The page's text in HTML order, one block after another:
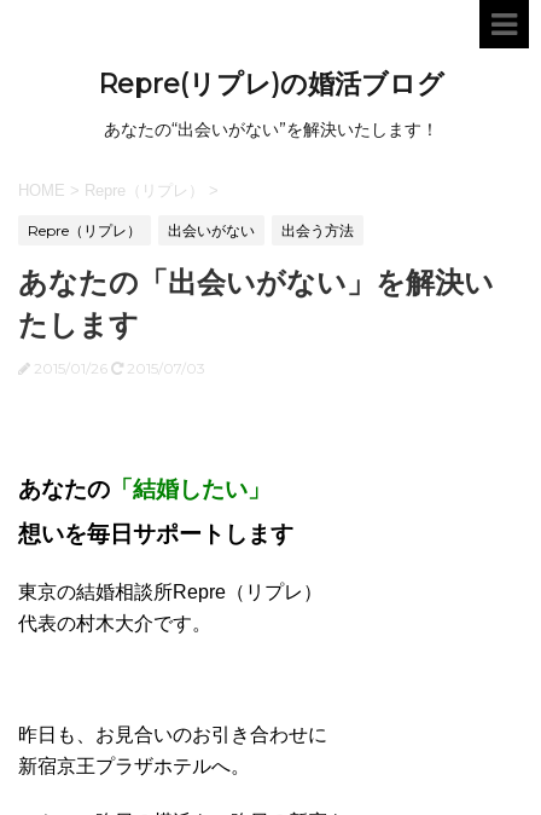
Repre(リプレ)の婚活ブログ
あなたの“出会いがない”を解決いたします！
HOME > Repre（リプレ） >
Repre（リプレ） 出会いがない 出会う方法
あなたの「出会いがない」を解決い
たします
2015/01/26 2015/07/03
あなたの 「結婚したい」
想いを毎日サポートします
東京の結婚相談所Repre（リプレ）
代表の村木大介です。
昨日も、お見合いのお引き合わせに
新宿京王プラザホテルへ。